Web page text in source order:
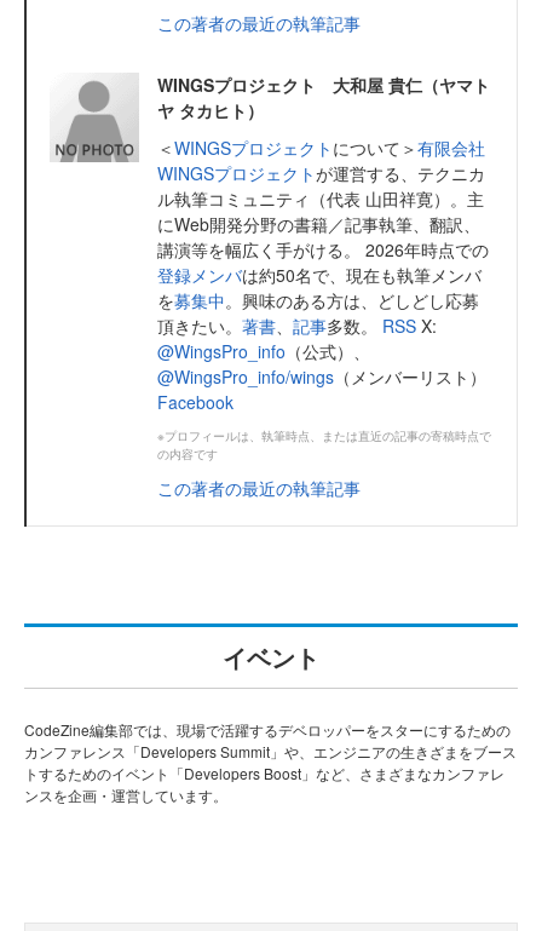
この著者の最近の執筆記事
WINGSプロジェクト 大和屋 貴仁（ヤマト
ヤ タカヒト）
＜WINGSプロジェクト について＞有限会社
WINGSプロジェクトが運営する、テクニカ
ル執筆コミュニティ（代表 山田祥寛）。主
にWeb開発分野の書籍／記事執筆、翻訳、
講演等を幅広く手がける。 2026年時点での
登録メンバは約50名で、現在も執筆メンバ
を募集中。興味のある方は、どしどし応募
頂きたい。 著書、 記事多数。 RSS X:
@WingsPro_info （公式）、
@WingsPro_info/wings （メンバーリスト）
Facebook
※プロフィールは、執筆時点、または直近の記事の寄稿時点で
の内容です
この著者の最近の執筆記事
イベント
CodeZine編集部では、現場で活躍するデベロッパーをスターにするための
カンファレンス「Developers Summit」や、エンジニアの生きざまをブース
トするためのイベント「Developers Boost」など、さまざまなカンファレ
ンスを企画・運営しています。